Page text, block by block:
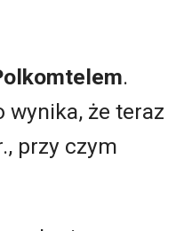
.
wynika, że teraz
przy czym